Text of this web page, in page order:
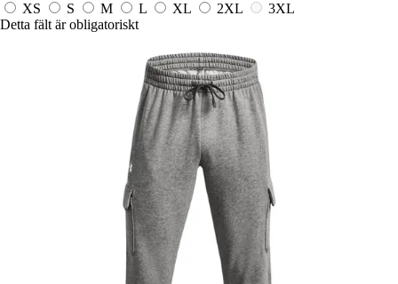
XS
S M L XL 2XL
3XL
Detta fält är obligatoriskt